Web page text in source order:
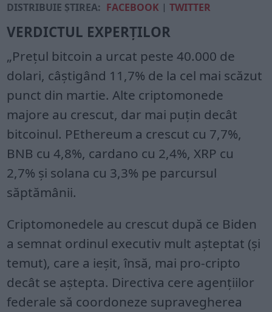
DISTRIBUIE ȘTIREA: FACEBOOK |TWITTER
VERDICTUL EXPERȚILOR
„Prețul bitcoin a urcat peste 40.000 de
dolari, câștigând 11,7% de la cel mai scăzut
punct din martie. Alte criptomonede
majore au crescut, dar mai puțin decât
bitcoinul. PEthereum a crescut cu 7,7%,
BNB cu 4,8%, cardano cu 2,4%, XRP cu
2,7% și solana cu 3,3% pe parcursul
săptămânii.
Criptomonedele au crescut după ce Biden
a semnat ordinul executiv mult așteptat (și
temut), care a ieșit, însă, mai pro-cripto
decât se aștepta. Directiva cere agențiilor
federale să coordoneze supravegherea